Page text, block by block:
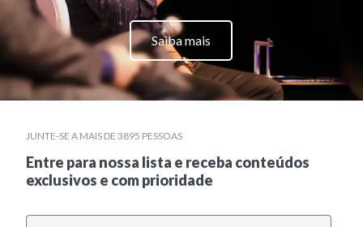
Saiba mais
JUNTE-SE A MAIS DE 3895 PESSOAS
Entre para nossa lista e receba conteúdos
exclusivos e com prioridade